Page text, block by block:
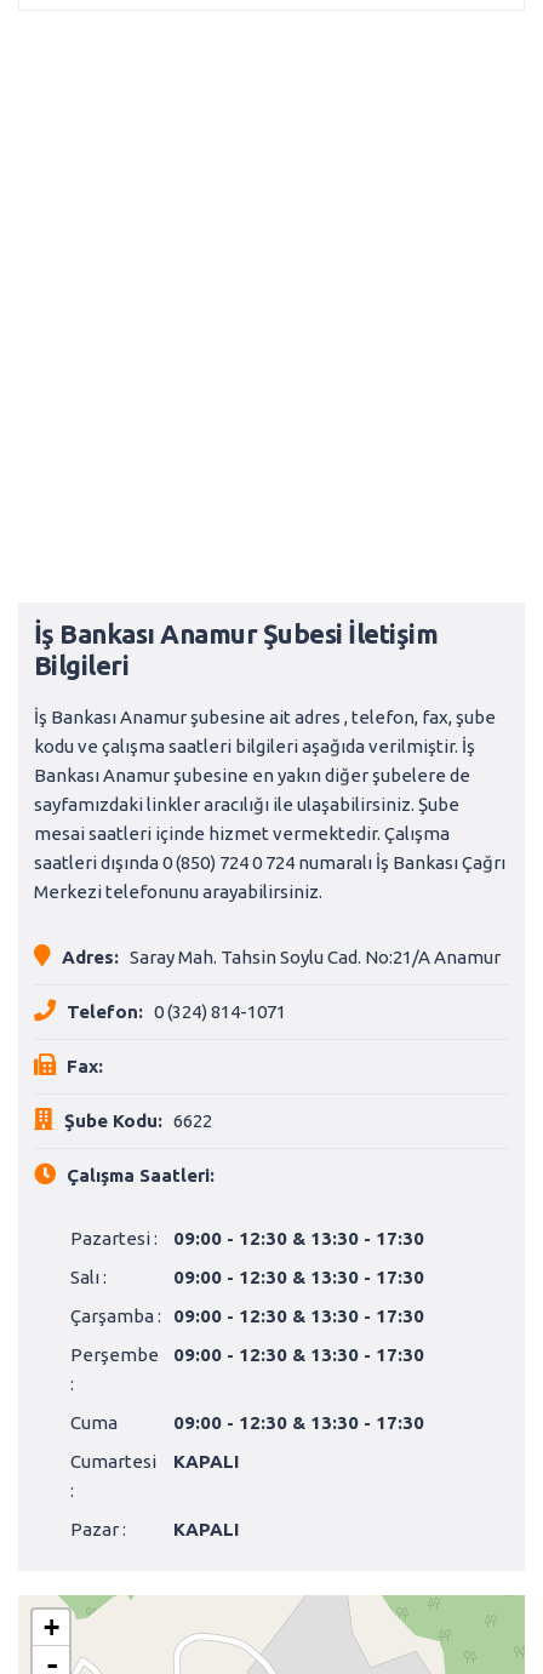
İş Bankası Anamur Şubesi İletişim
Bilgileri
İş Bankası Anamur şubesine ait adres , telefon, fax, şube
kodu ve çalışma saatleri bilgileri aşağıda verilmiştir. İş
Bankası Anamur şubesine en yakın diğer şubelere de
sayfamızdaki linkler aracılığı ile ulaşabilirsiniz. Şube
mesai saatleri içinde hizmet vermektedir. Çalışma
saatleri dışında 0 (850) 724 0 724 numaralı İş Bankası Çağrı
Merkezi telefonunu arayabilirsiniz.
Adres: Saray Mah. Tahsin Soylu Cad. No:21/A Anamur
Telefon: 0 (324) 814-1071
Fax:
Şube Kodu: 6622
Çalışma Saatleri:
Pazartesi :
09:00 - 12:30 & 13:30 - 17:30
Salı :
09:00 - 12:30 & 13:30 - 17:30
Çarşamba :
09:00 - 12:30 & 13:30 - 17:30
Perşembe
:
09:00 - 12:30 & 13:30 - 17:30
Cuma
09:00 - 12:30 & 13:30 - 17:30
Cumartesi
:
KAPALI
Pazar : KAPALI
+
-